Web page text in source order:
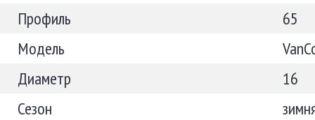
Профиль
65
Модель
Диаметр
16
Сезон